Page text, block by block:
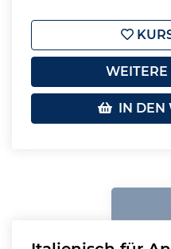
WEITERE
IN DEN